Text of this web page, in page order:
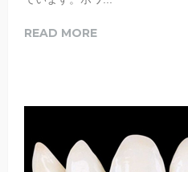
READ MORE